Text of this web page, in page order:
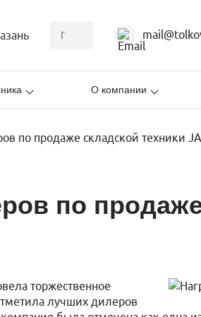
О компании
по продаже складской техники
по
торжественное
лучших дилеров